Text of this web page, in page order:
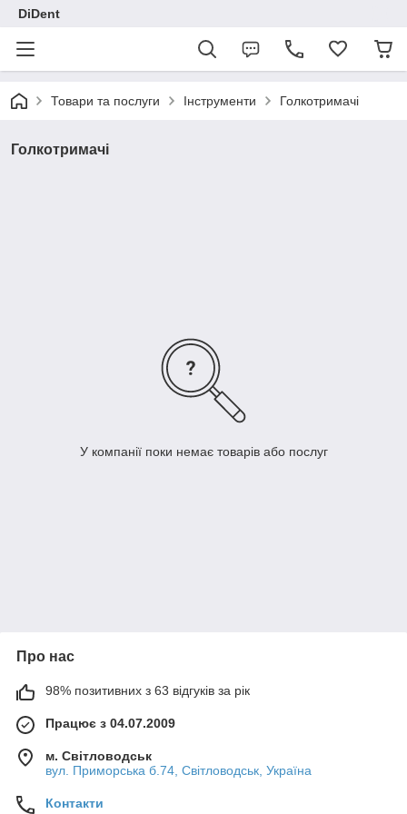
DiDent
Товари та послуги Інструменти Голкотримачі
Голкотримачі
У компанії поки немає товарів або послуг
Про нас
98% позитивних з 63 відгуків за рік
Працює з 04.07.2009
м. Світловодськ
вул. Приморська б.74, Світловодськ, Україна
Контакти